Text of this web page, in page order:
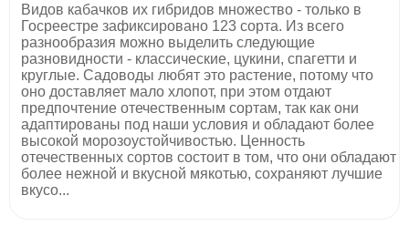
Видов кабачков их гибридов множество - только в
Госреестре зафиксировано 123 сорта. Из всего
разнообразия можно выделить следующие
разновидности - классические, цукини, спагетти и
круглые. Садоводы любят это растение, потому что
оно доставляет мало хлопот, при этом отдают
предпочтение отечественным сортам, так как они
адаптированы под наши условия и обладают более
высокой морозоустойчивостью. Ценность
отечественных сортов состоит в том, что они обладают
более нежной и вкусной мякотью, сохраняют лучшие
вкусо...